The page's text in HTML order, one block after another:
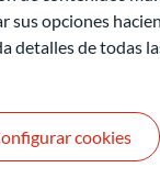
sus opciones
detalles de todas
cookies